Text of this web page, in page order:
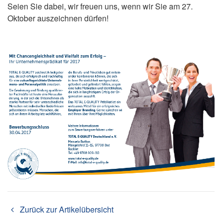
Seien Sie dabei, wir freuen uns, wenn wir Sie am 27.
Oktober auszeichnen dürfen!
Zurück zur Artikelübersicht